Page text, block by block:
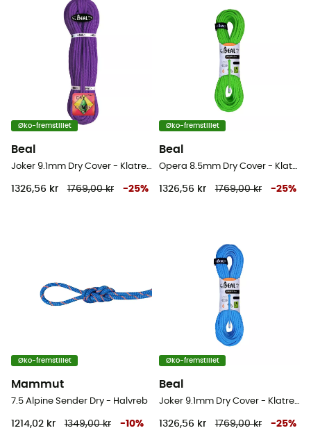
Øko-fremstillet
Beal
Joker 9.1mm Dry Cover - Klatrereb
1326,56 kr 1769,00 kr -25%
Øko-fremstillet
Beal
Opera 8.5mm Dry Cover - Klatrereb
1326,56 kr 1769,00 kr -25%
Øko-fremstillet
Mammut
7.5 Alpine Sender Dry - Halvreb
1214,02 kr 1349,00 kr -10%
Øko-fremstillet
Beal
Joker 9.1mm Dry Cover - Klatrereb
1326,56 kr 1769,00 kr -25%